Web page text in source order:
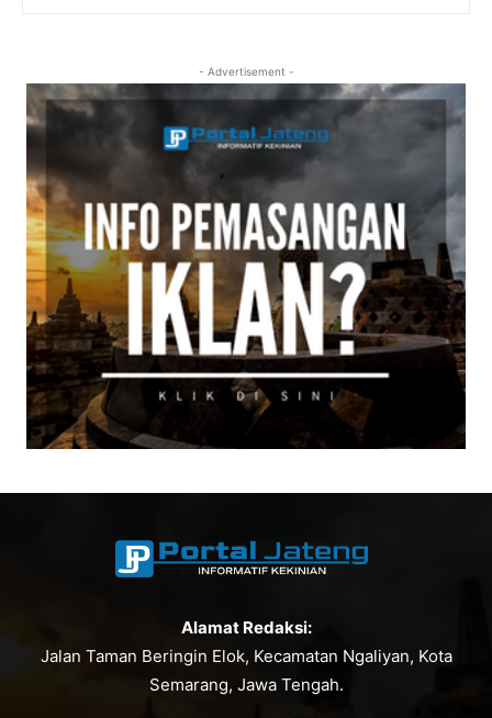
- Advertisement -
Alamat Redaksi:
Jalan Taman Beringin Elok, Kecamatan Ngaliyan, Kota
Semarang, Jawa Tengah.